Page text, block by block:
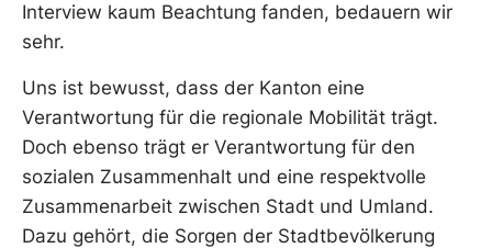
Interview kaum Beachtung fanden, bedauern wir
sehr.
Uns ist bewusst, dass der Kanton eine
Verantwortung für die regionale Mobilität trägt.
Doch ebenso trägt er Verantwortung für den
sozialen Zusammenhalt und eine respektvolle
Zusammenarbeit zwischen Stadt und Umland.
Dazu gehört, die Sorgen der Stadtbevölkerung